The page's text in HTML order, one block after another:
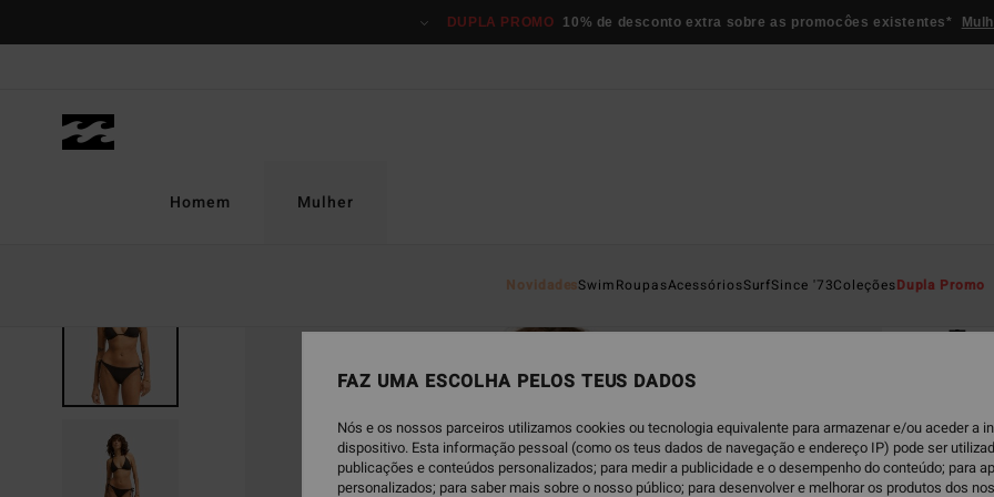
produto
DUPLA PROMO 10% de desconto extra sobre as promocôes existentes*
Homem Mulher
NovidadesSwimRoupasAcessóriosSurfSince '73ColeçõesDupla Promo
ECO-
€
FAZ UMA ESCOLHA PELOS TEUS DADOS
Nós e os nossos parceiros utilizamos cookies ou tecnologia equivalente para armazenar e/ou aceder a
dispositivo. Esta informação pessoal (como os teus dados de navegação e endereço IP) pode ser
publicações e conteúdos personalizados; para medir a publicidade e o desempenho do conteúdo; para
personalizados; para saber mais sobre o nosso público; para desenvolver e melhorar os produtos dos